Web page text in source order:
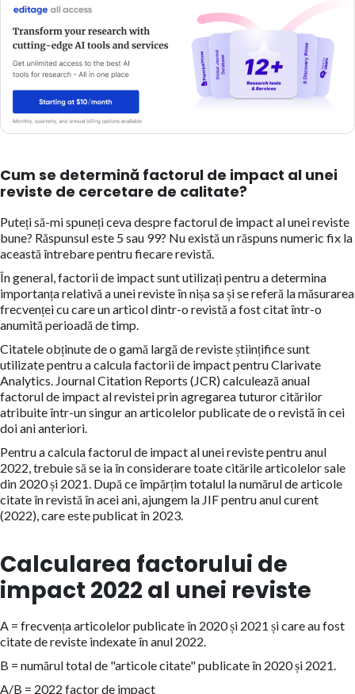
Cum se determină factorul de impact al unei
reviste de cercetare de calitate?
Puteți să-mi spuneți ceva despre factorul de impact al unei reviste
bune? Răspunsul este 5 sau 99? Nu există un răspuns numeric fix la
această întrebare pentru fiecare revistă.
În general, factorii de impact sunt utilizați pentru a determina
importanța relativă a unei reviste în nișa sa și se referă la măsurarea
frecvenței cu care un articol dintr-o revistă a fost citat într-o
anumită perioadă de timp.
Citatele obținute de o gamă largă de reviste științifice sunt
utilizate pentru a calcula factorii de impact pentru Clarivate
Analytics. Journal Citation Reports (JCR) calculează anual
factorul de impact al revistei prin agregarea tuturor citărilor
atribuite într-un singur an articolelor publicate de o revistă în cei
doi ani anteriori.
Pentru a calcula factorul de impact al unei reviste pentru anul
2022, trebuie să se ia în considerare toate citările articolelor sale
din 2020 și 2021. După ce împărțim totalul la numărul de articole
citate în revistă în acei ani, ajungem la JIF pentru anul curent
(2022), care este publicat în 2023.
Calcularea factorului de
impact 2022 al unei reviste
A = frecvența articolelor publicate în 2020 și 2021 și care au fost
citate de reviste indexate în anul 2022.
B = numărul total de "articole citate" publicate în 2020 și 2021.
A/B = 2022 factor de impact